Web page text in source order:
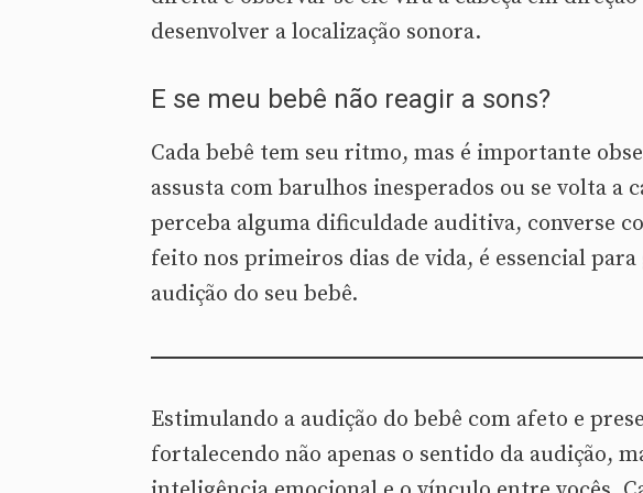
desenvolver a localização sonora.
E se meu bebê não reagir a sons?
Cada bebê tem seu ritmo, mas é importante
assusta com barulhos inesperados ou se volta a
perceba alguma dificuldade auditiva, converse
feito nos primeiros dias de vida, é essencial
audição do seu bebê.
Estimulando a audição do bebê com afeto e
fortalecendo não apenas o sentido da audição,